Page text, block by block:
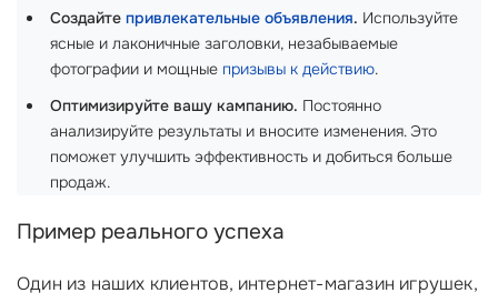
Создайте привлекательные объявления. Используйте
ясные и лаконичные заголовки, незабываемые
фотографии и мощные призывы к действию.
Оптимизируйте вашу кампанию. Постоянно
анализируйте результаты и вносите изменения. Это
поможет улучшить эффективность и добиться больше
продаж.
Пример реального успеха
Один из наших клиентов, интернет-магазин игрушек,